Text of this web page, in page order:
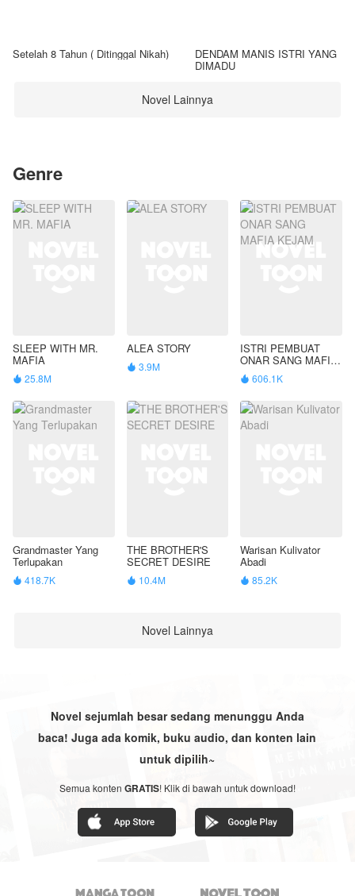
Setelah 8 Tahun ( Ditinggal Nikah) DENDAM MANIS ISTRI YANG
DIMADU
Novel Lainnya
Genre
SLEEP WITH MR.
MAFIA
 25.8M
ALEA STORY
 3.9M
ISTRI PEMBUAT
ONAR SANG MAFIA
KEJAM
 606.1K
Grandmaster Yang
Terlupakan
 418.7K
THE BROTHER'S
SECRET DESIRE
 10.4M
Warisan Kulivator
Abadi
 85.2K
Novel Lainnya
Novel sejumlah besar sedang menunggu Anda
baca! Juga ada komik, buku audio, dan konten lain
untuk dipilih~
Semua konten GRATIS! Klik di bawah untuk download!